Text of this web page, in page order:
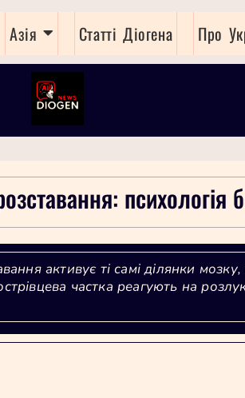
Азія Статті Діогена Про
психологія
активує ті самі ділянки
частка реагують на